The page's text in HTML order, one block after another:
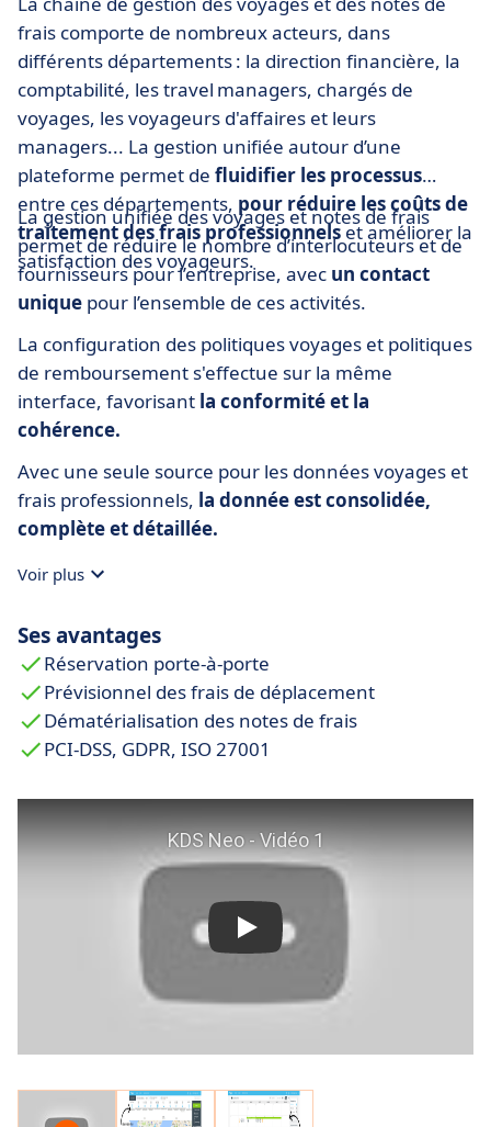
frais comporte de nombreux acteurs, dans
différents départements : la direction financière, la
comptabilité, les travel managers, chargés de
voyages, les voyageurs d'affaires et leurs
managers... La gestion unifiée autour d’une
plateforme permet de fluidifier les processus
entre ces départements, pour réduire les coûts de
traitement des frais professionnelset améliorer la
satisfaction des voyageurs.
La gestion unifiée des voyages et notes de frais
permet de réduire le nombre d’interlocuteurs et de
fournisseurs pour l’entreprise, avec un contact
unique pour l’ensemble de ces activités.
La configuration des politiques voyages et politiques
de remboursement s'effectue sur la même
interface, favorisant la conformité et la
cohérence.
Avec une seule source pour les données voyages et
frais professionnels, la donnée est consolidée,
complète et détaillée.
Voir plus
Ses avantages
Réservation porte-à-porte
Prévisionnel des frais de déplacement
Dématérialisation des notes de frais
PCI-DSS, GDPR, ISO 27001